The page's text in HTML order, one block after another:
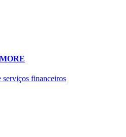
MORE
serviços financeiros